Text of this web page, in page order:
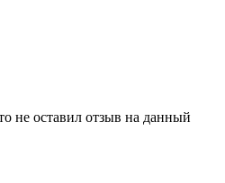
не оставил отзыв на данный